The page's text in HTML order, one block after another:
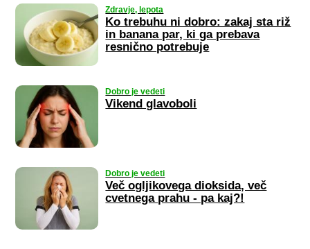
Zdravje, lepota
Ko trebuhu ni dobro: zakaj sta riž
in banana par, ki ga prebava
resnično potrebuje
Dobro je vedeti
Vikend glavoboli
Dobro je vedeti
Več ogljikovega dioksida, več
cvetnega prahu - pa kaj?!